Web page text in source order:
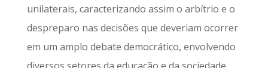
unilaterais, caracterizando assim o arbítrio e o
despreparo nas decisões que deveriam ocorrer
em um amplo debate democrático, envolvendo